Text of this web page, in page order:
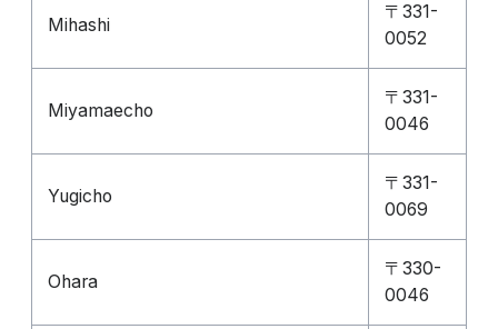
Mihashi
〒331-
0052
Miyamaecho
〒331-
0046
Yugicho
〒331-
0069
Ohara
〒330-
0046